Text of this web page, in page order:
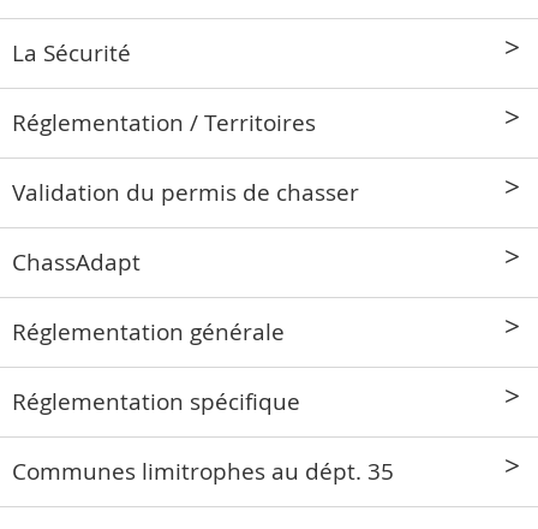
La Sécurité
Réglementation / Territoires
Validation du permis de chasser
ChassAdapt
Réglementation générale
Réglementation spécifique
Communes limitrophes au dépt. 35